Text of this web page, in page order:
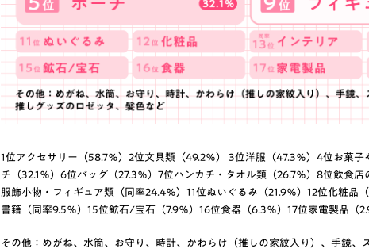
1位アクセサリー（58.7％）2位文具類（49.2％） 3位洋服（47.3％）4位お菓
チ（32.1％）6位バッグ（27.3％）7位ハンカチ・タオル類（26.7％）8位飲食
服飾小物・フィギュア類（同率24.4％）11位ぬいぐるみ（21.9％）12位化粧品
書籍（同率9.5％）15位鉱石/宝石（7.9％）16位食器（6.3％）17位家電製品（
その他：めがね、水筒、お守り、時計、かわらけ（推しの家紋入り）、手鏡、